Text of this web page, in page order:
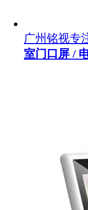
广州铭视专
室门口屏 /